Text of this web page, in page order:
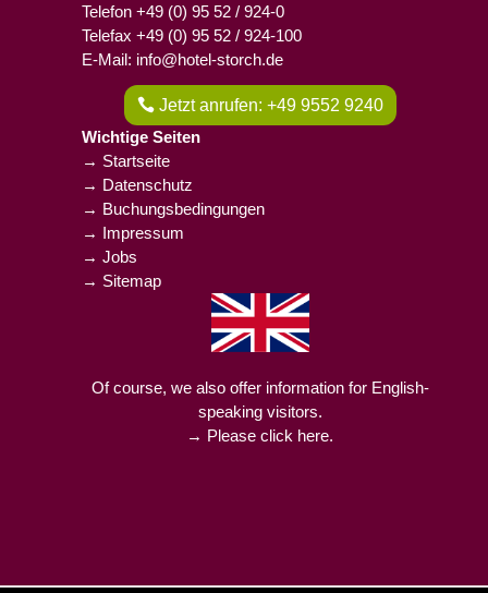
Telefon +49 (0) 95 52 / 924-0
Telefax +49 (0) 95 52 / 924-100
E-Mail: info@hotel-storch.de
Jetzt anrufen: +49 9552 9240
Wichtige Seiten
→ Startseite
→ Datenschutz
→ Buchungsbedingungen
→ Impressum
→ Jobs
→ Sitemap
Of course, we also offer information for English-
speaking visitors.
→ Please click here.